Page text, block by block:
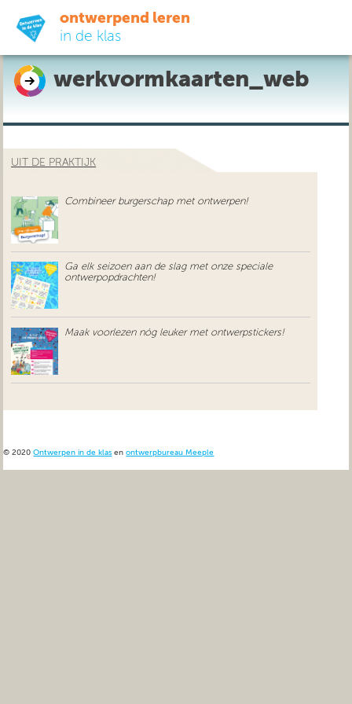
ontwerpend leren
in de klas
ready-to-go
do-it-yourself
uit de praktijk
over ons
werkvormkaarten_web
UIT DE PRAKTIJK
Combineer burgerschap met ontwerpen!
Ga elk seizoen aan de slag met onze speciale
ontwerpopdrachten!
Maak voorlezen nóg leuker met ontwerpstickers!
© 2020Ontwerpen in de klas enontwerpbureau Meeple